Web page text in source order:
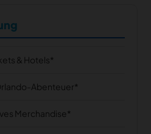
& Hotels
Abenteuer
Merchandise